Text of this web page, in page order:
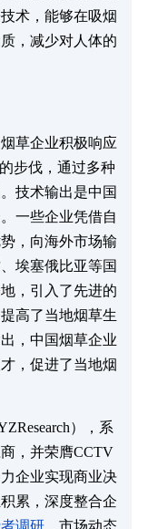
术，能够在吸烟
，减少对人体的
草企业积极响应
步伐，通过多种
技术输出是中国
一些企业凭借自
，向海外市场输
埃塞俄比亚等国
，引入了先进的
高了当地烟草生
，中国烟草企业
，促进了当地烟
），系
，并荣膺CCTV
企业实现商业决
累，深度整合企